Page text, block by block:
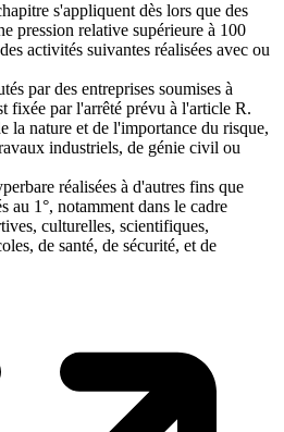
s'appliquent dès lors que des
pression relative supérieure à 100
activités suivantes réalisées avec ou
par des entreprises soumises à
fixée par l'arrêté prévu à l'article R.
la nature et de l'importance du risque,
industriels, de génie civil ou
réalisées à d'autres fins que
au 1°, notamment dans le cadre
culturelles, scientifiques,
de santé, de sécurité, et de